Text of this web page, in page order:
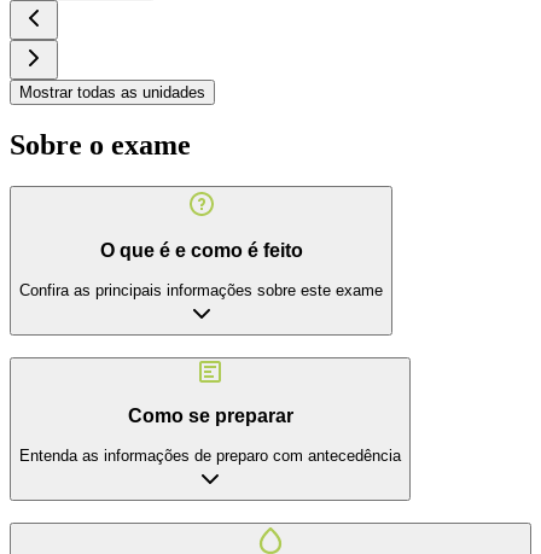
Mostrar todas as unidades
Sobre o exame
O que é e como é feito
Confira as principais informações sobre este exame
Como se preparar
Entenda as informações de preparo com antecedência